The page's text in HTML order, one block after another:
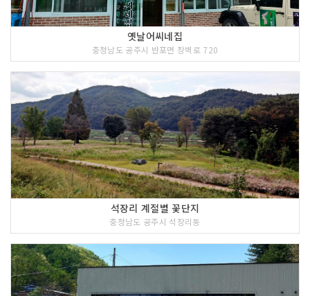
옛날어씨네집
충청남도 공주시 반포면 창벽로 720
석장리 계절별 꽃단지
충청남도 공주시 석장리동